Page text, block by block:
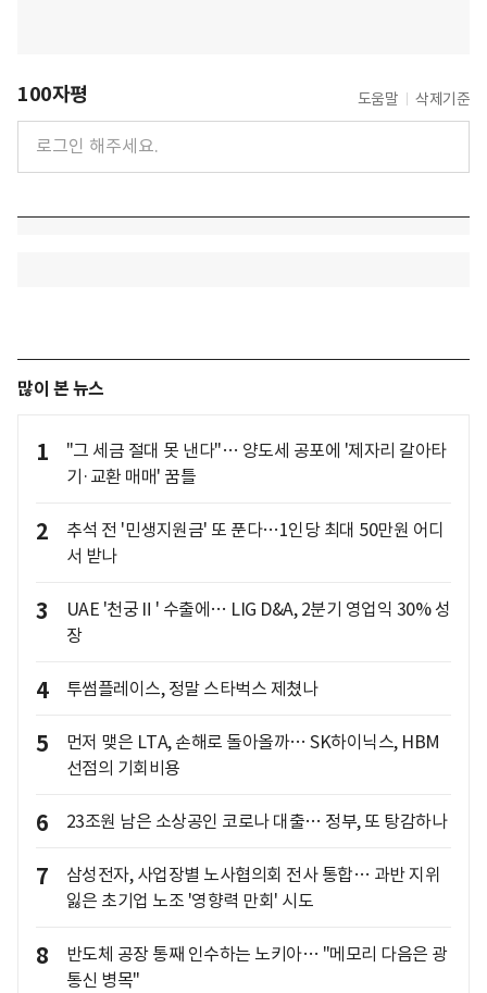
100자평 도움말 삭제기준
많이 본 뉴스
1
"그 세금 절대 못 낸다"… 양도세 공포에 '제자리 갈아타
기·교환 매매' 꿈틀
2
추석 전 '민생지원금' 또 푼다…1인당 최대 50만원 어디
서 받나
3
UAE '천궁Ⅱ' 수출에… LIG D&A, 2분기 영업익 30% 성
장
4 투썸플레이스, 정말 스타벅스 제쳤나
5
먼저 맺은 LTA, 손해로 돌아올까… SK하이닉스, HBM
선점의 기회비용
6 23조원 남은 소상공인 코로나 대출… 정부, 또 탕감하나
7
삼성전자, 사업장별 노사협의회 전사 통합… 과반 지위
잃은 초기업 노조 '영향력 만회' 시도
8
반도체 공장 통째 인수하는 노키아… "메모리 다음은 광
통신 병목"